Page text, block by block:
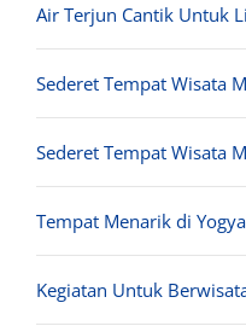
Air Terjun Cantik Untuk
Sederet Tempat Wisata
Sederet Tempat Wisata
Tempat Menarik di
Kegiatan Untuk